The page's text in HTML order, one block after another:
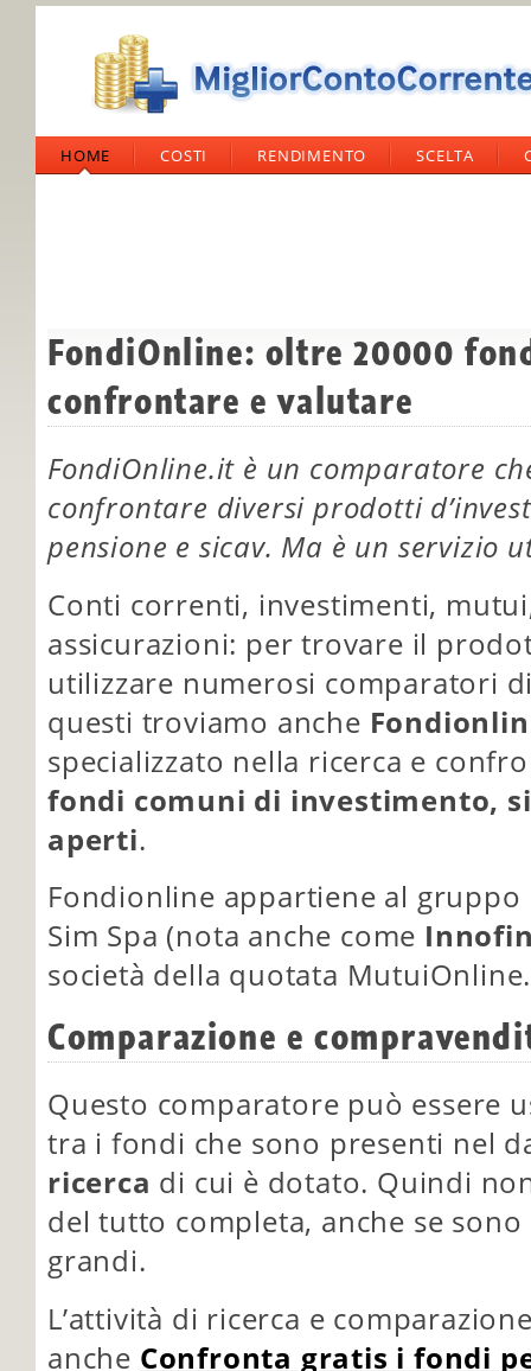
HOME COSTI RENDIMENTO SCELTA
FondiOnline: oltre 20000
confrontare e valutare
FondiOnline.it è un comparatore
confrontare diversi prodotti
pensione e sicav. Ma è un servizio
Conti correnti, investimenti,
assicurazioni: per trovare il
utilizzare numerosi comparatori
questi troviamo anche
specializzato nella ricerca e
fondi comuni di investimento,
aperti.
Fondionline appartiene al
Sim Spa (nota anche come
società della quotata
Comparazione e
Questo comparatore può essere
tra i fondi che sono presenti nel
ricerca di cui è dotato. Quindi
del tutto completa, anche se
grandi.
L’attività di ricerca e
anche Confronta gratis i fondi